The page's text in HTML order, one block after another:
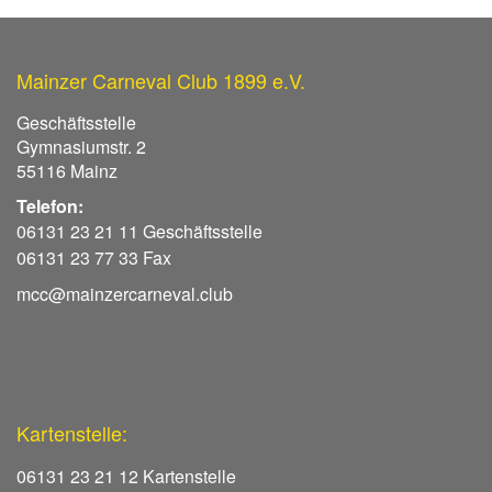
Mainzer Carneval Club 1899 e.V.
Geschäftsstelle
Gymnasiumstr. 2
55116 Mainz
Telefon:
06131 23 21 11 Geschäftsstelle
06131 23 77 33 Fax
mcc@mainzercarneval.club
Kartenstelle:
06131 23 21 12 Kartenstelle